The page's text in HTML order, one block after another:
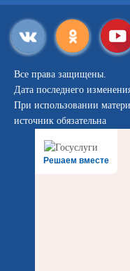
Все права защищены.
Дата последнего
При использовании
источник обязательна
Решаем вместе